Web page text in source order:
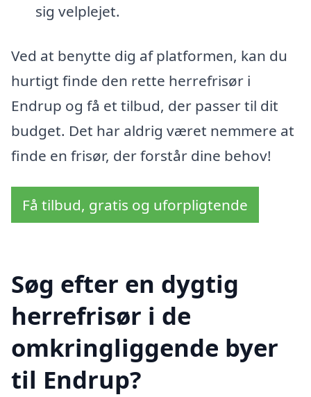
sig velplejet.
Ved at benytte dig af platformen, kan du
hurtigt finde den rette herrefrisør i
Endrup og få et tilbud, der passer til dit
budget. Det har aldrig været nemmere at
finde en frisør, der forstår dine behov!
Få tilbud, gratis og uforpligtende
Søg efter en dygtig
herrefrisør i de
omkringliggende byer
til Endrup?